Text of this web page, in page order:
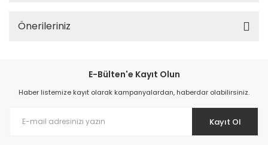
Önerileriniz
E-Bülten'e Kayıt Olun
Haber listemize kayıt olarak kampanyalardan, haberdar olabilirsiniz.
Kayıt Ol